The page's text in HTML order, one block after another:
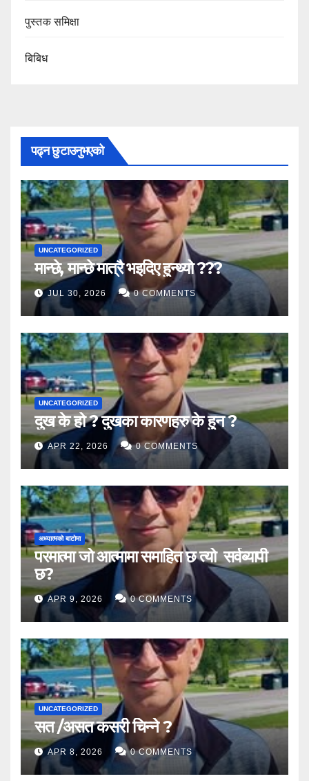
पुस्तक समिक्षा
बिबिध
पढ्न छुटाउनुभएको
UNCATEGORIZED
मान्छे, मान्छे मात्रै भइदिए हुन्थ्यो ???
JUL 30, 2026 0 COMMENTS
UNCATEGORIZED
दुख के हो ? दुखका कारणहरु के हुन ?
APR 22, 2026 0 COMMENTS
अध्यात्मको बाटोमा
परमात्मा जो आत्मामा समाहित छ त्यो सर्वब्यापी
छ?
APR 9, 2026 0 COMMENTS
UNCATEGORIZED
सत /असत कसरी चिन्ने ?
APR 8, 2026 0 COMMENTS